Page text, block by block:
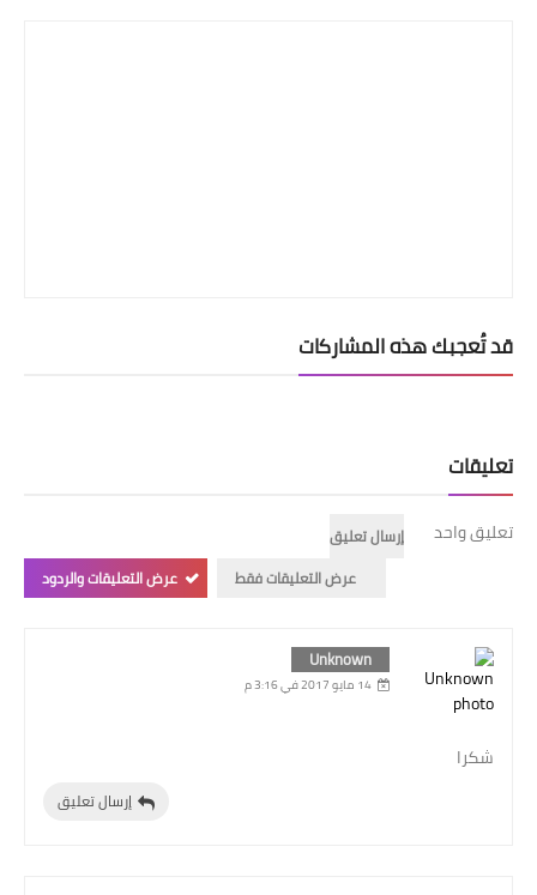
قد تُعجبك هذه المشاركات
تعليقات
تعليق واحد
إرسال تعليق
عرض التعليقات فقط
عرض التعليقات والردود
Unknown
14 مايو 2017 في 3:16 م
شكرا
إرسال تعليق